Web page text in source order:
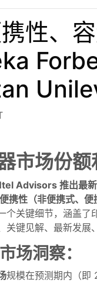
性、
市场份
Advisors 推出最
携性（非便携式、
个关键细节，涵盖
关键见解、最新发展
场洞察：
规模在预测期内（即